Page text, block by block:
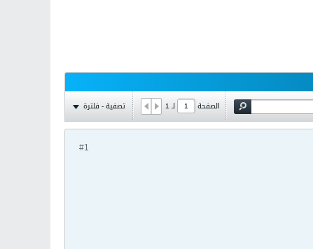
الصفحة لـ1 تصفية - فلترة
#1